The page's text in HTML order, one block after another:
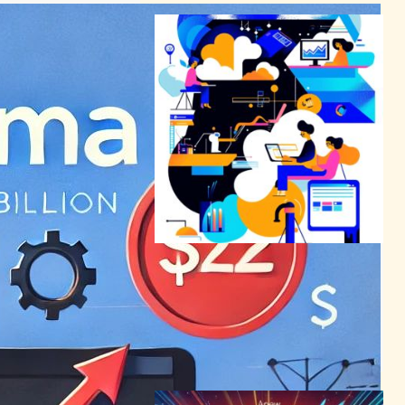
Figmaが秘密裏にIPO申請：
Adobe買収破談から1年、デ
ザインツール市場に新たな動
き
テクノロジーと経済ニュース
2025年4月16日8:21